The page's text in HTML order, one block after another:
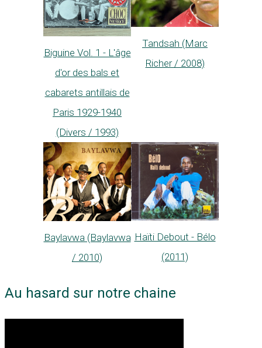
Biguine Vol. 1 - L'âge
d'or des bals et
cabarets antillais de
Paris 1929-1940
(Divers / 1993)
Tandsah (Marc
Richer / 2008)
Baylavwa (Baylavwa
/ 2010)
Haïti Debout - Bélo
(2011)
Au hasard sur notre chaine